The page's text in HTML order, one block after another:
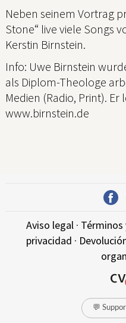
Neben seinem Vortrag
Stone“ live viele Songs
Kerstin Birnstein.
Info: Uwe Birnstein
als Diplom-Theologe
Medien (Radio, Print). Er
www.birnstein.de
Aviso legal · Términos
privacidad ·
💬